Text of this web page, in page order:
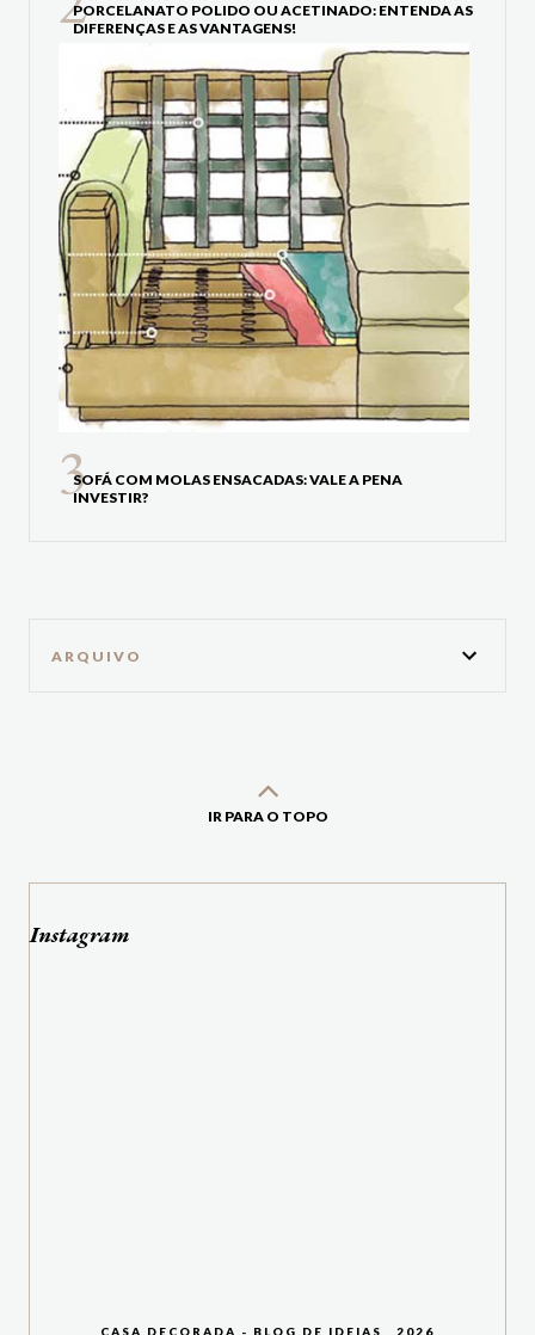
PORCELANATO POLIDO OU ACETINADO: ENTENDA AS
DIFERENÇAS E AS VANTAGENS!
SOFÁ COM MOLAS ENSACADAS: VALE A PENA
INVESTIR?
ARQUIVO
IR PARA O TOPO
Instagram
CASA DECORADA - BLOG DE IDEIAS 2026